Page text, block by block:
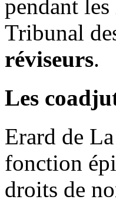
pendant
Tribunal
réviseurs.
Les
Erard de
fonction
droits de